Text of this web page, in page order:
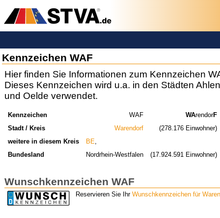
Kennzeichen WAF
Hier finden Sie Informationen zum Kennzeichen
Dieses Kennzeichen wird u.a. in den Städten
und Oelde verwendet.
Kennzeichen WAF WArendorF
Stadt / Kreis
Warendorf
(278.176 Einwohner)
weitere in diesem Kreis
BE
Bundesland
Nordrhein-Westfalen (17.924.591 Einwohner)
Wunschkennzeichen WAF
Reservieren Sie Ihr Wunschkennzeichen für